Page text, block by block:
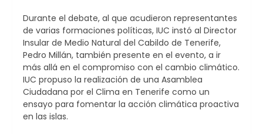
Durante el debate, al que acudieron representantes
de varias formaciones políticas, IUC instó al Director
Insular de Medio Natural del Cabildo de Tenerife,
Pedro Millán, también presente en el evento, a ir
más allá en el compromiso con el cambio climático.
IUC propuso la realización de una Asamblea
Ciudadana por el Clima en Tenerife como un
ensayo para fomentar la acción climática proactiva
en las islas.